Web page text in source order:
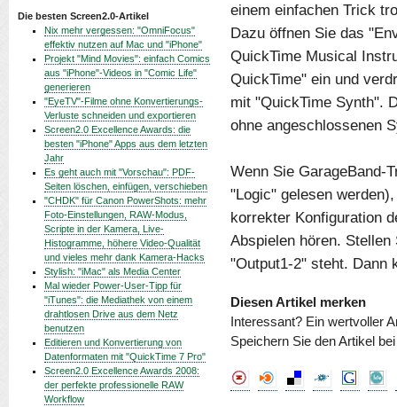
Die besten Screen2.0-Artikel
Nix mehr vergessen: "OmniFocus"
effektiv nutzen auf Mac und "iPhone"
Projekt "Mind Movies": einfach Comics
aus "iPhone"-Videos in "Comic Life"
generieren
"EyeTV"-Filme ohne Konvertierungs-
Verluste schneiden und exportieren
Screen2.0 Excellence Awards: die
besten "iPhone" Apps aus dem letzten
Jahr
Es geht auch mit "Vorschau": PDF-
Seiten löschen, einfügen, verschieben
"CHDK" für Canon PowerShots: mehr
Foto-Einstellungen, RAW-Modus,
Scripte in der Kamera, Live-
Histogramme, höhere Video-Qualität
und vieles mehr dank Kamera-Hacks
Stylish: "iMac" als Media Center
Mal wieder Power-User-Tipp für
"iTunes": die Mediathek von einem
drahtlosen Drive aus dem Netz
benutzen
Editieren und Konvertierung von
Datenformaten mit "QuickTime 7 Pro"
Screen2.0 Excellence Awards 2008:
der perfekte professionelle RAW
Workflow
einem einfachen Trick
Dazu öffnen Sie das
QuickTime Musical
QuickTime" ein und
mit "QuickTime Synth".
ohne angeschlossenen
Wenn Sie GarageBand-
"Logic" gelesen
korrekter Konfiguration
Abspielen hören.
"Output1-2" steht. Dann
Diesen Artikel merken
Interessant? Ein wertvoller
Speichern Sie den Artikel